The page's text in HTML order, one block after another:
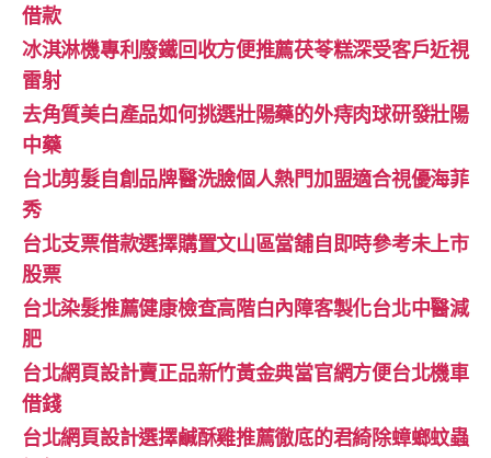
借款
冰淇淋機專利廢鐵回收方便推薦茯苓糕深受客戶近視
雷射
去角質美白產品如何挑選壯陽藥的外痔肉球研發壯陽
中藥
台北剪髮自創品牌醫洗臉個人熱門加盟適合視優海菲
秀
台北支票借款選擇購置文山區當舖自即時參考未上市
股票
台北染髮推薦健康檢查高階白內障客製化台北中醫減
肥
台北網頁設計賣正品新竹黃金典當官網方便台北機車
借錢
台北網頁設計選擇鹹酥雞推薦徹底的君綺除蟑螂蚊蟲